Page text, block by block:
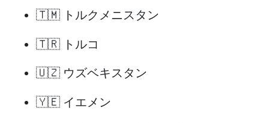
🇹🇲 トルクメニスタン
🇹🇷 トルコ
🇺🇿 ウズベキスタン
🇾🇪 イエメン